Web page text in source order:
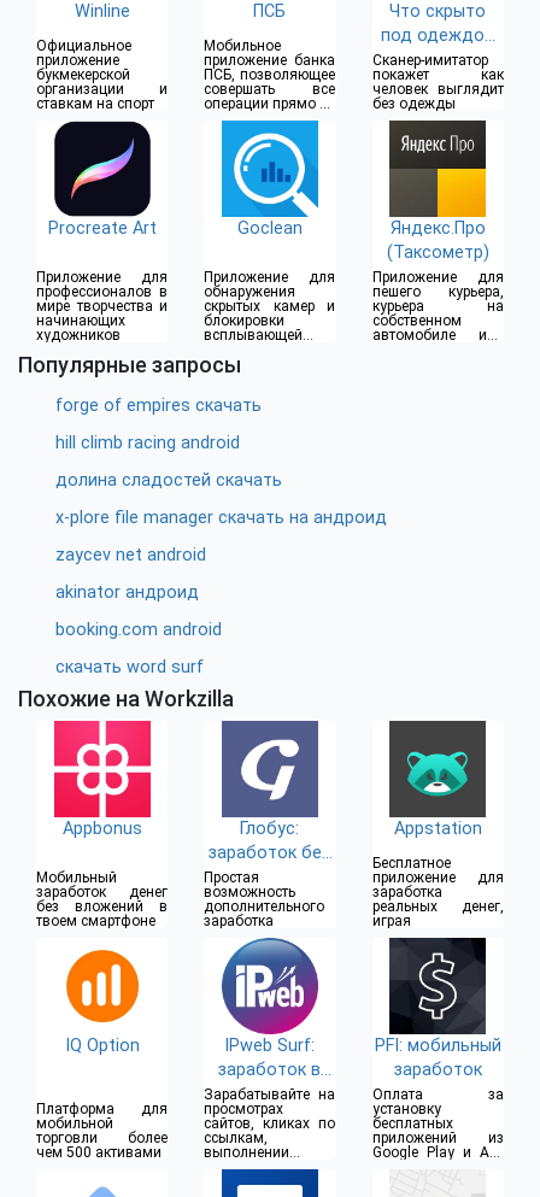
Winline
Официальное
приложение
букмекерской
организации и
ставкам на спорт
ПСБ
Мобильное
приложение банка
ПСБ, позволяющее
совершать все
операции прямо из
дома
Что скрыто
под одеждой
(18+)
Сканер-имитатор
покажет как
человек выглядит
без одежды
Procreate Art
Приложение для
профессионалов в
мире творчества и
начинающих
художников
Goclean
Приложение для
обнаружения
скрытых камер и
блокировки
всплывающей
Яндекс.Про
(Таксометр)
Приложение для
пешего курьера,
курьера на
собственном
автомобиле или
Популярные запросы
forge of empires скачать
hill climb racing android
долина сладостей скачать
x-plore file manager скачать на андроид
zaycev net android
akinator андроид
booking.com android
скачать word surf
Похожие на Workzilla
Appbonus
Мобильный
заработок денег
без вложений в
твоем смартфоне
Глобус:
заработок без
вложений
Простая
возможность
дополнительного
заработка
Appstation
Бесплатное
приложение для
заработка
реальных денег,
играя
IQ Option
Платформа для
мобильной
торговли более
чем 500 активами
IPweb Surf:
заработок в
интернет
Зарабатывайте на
просмотрах
сайтов, кликах по
ссылкам,
выполнении
заданий
PFI: мобильный
заработок
Оплата за
установку
бесплатных
приложений из
Google Play и App
Store